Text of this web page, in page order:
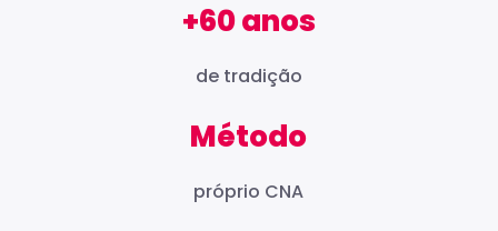
+60 anos
de tradição
Método
próprio CNA